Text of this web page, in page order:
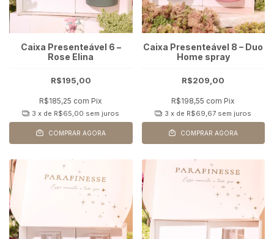
Caixa Presenteável 6 –
Rose Elina
R$195,00
R$185,25 com Pix
3 x de R$65,00 sem juros
COMPRAR AGORA
Caixa Presenteável 8 – Duo
Home spray
R$209,00
R$198,55 com Pix
3 x de R$69,67 sem juros
COMPRAR AGORA